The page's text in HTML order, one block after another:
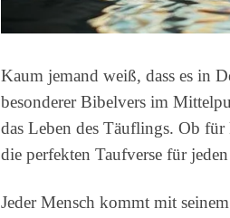
Kaum jemand weiß, dass es in
besonderer Bibelvers im
das Leben des Täuflings. Ob
die perfekten Taufverse für
Jeder Mensch kommt mit